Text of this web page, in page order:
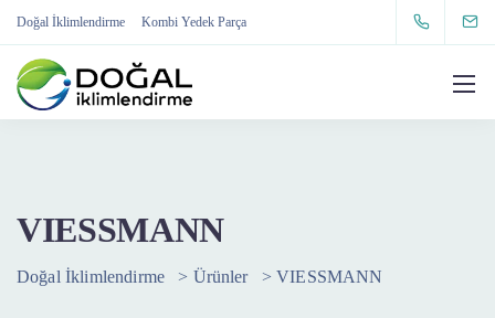
Doğal İklimlendirme Kombi Yedek Parça
VIESSMANN
Doğal İklimlendirme > Ürünler >VIESSMANN